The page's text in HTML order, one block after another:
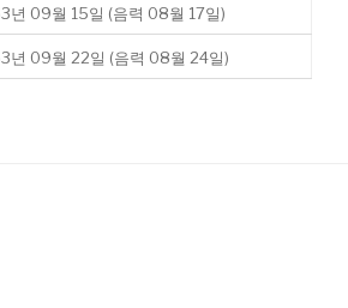
년 09월 15일 (음력 08월 17일)
년 09월 22일 (음력 08월 24일)